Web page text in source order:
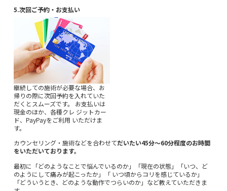
次回ご予約・お支払い
継続しての施術が必要な場合、お
帰りの際に次回予約を入れていた
だくとスムーズです。 お支払いは
現金のほか、各種クレ ジットカー
ド、PayPayをご利用 いただけま
す。
カウンセリング・施術などを合わせてだいたい45分～60分程度のお時間
をいただいております。
最初に「どのようなことで悩んでいるのか」「現在の状態」「いつ、ど
のようにして痛みが起こったか」「 いつ頃からコリを感じているか」
「どういうとき、どのような動作でつらいのか」など教えていただきま